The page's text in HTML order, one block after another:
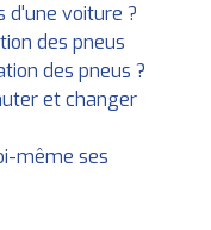
d'une voiture ?
des pneus
des pneus ?
et changer
même ses